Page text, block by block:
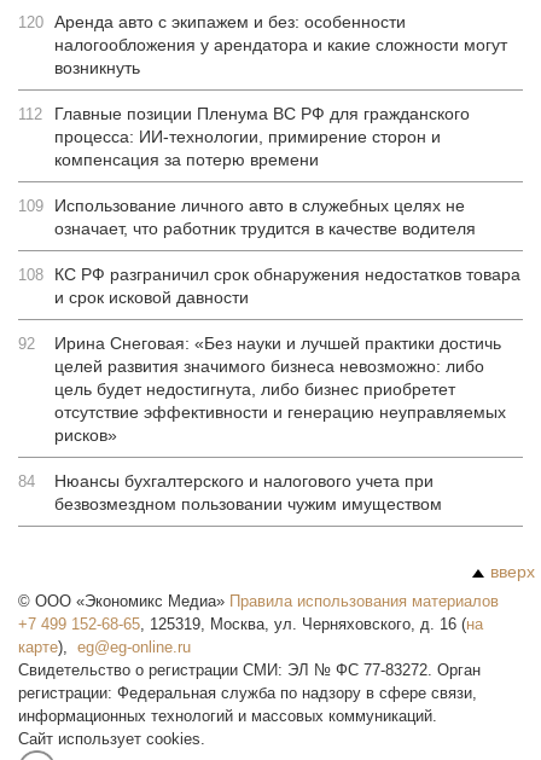
120 Аренда авто с экипажем и без: особенности
налогообложения у арендатора и какие сложности могут
возникнуть
112
Главные позиции Пленума ВС РФ для гражданского
процесса: ИИ-технологии, примирение сторон и
компенсация за потерю времени
109
Использование личного авто в служебных целях не
означает, что работник трудится в качестве водителя
108
КС РФ разграничил срок обнаружения недостатков товара
и срок исковой давности
92
Ирина Снеговая: «Без науки и лучшей практики достичь
целей развития значимого бизнеса невозможно: либо
цель будет недостигнута, либо бизнес приобретет
отсутствие эффективности и генерацию неуправляемых
рисков»
84
Нюансы бухгалтерского и налогового учета при
безвозмездном пользовании чужим имуществом
вверх
© ООО «Экономикс Медиа» Правила использования материалов
+7 499 152-68-65, 125319, Москва, ул. Черняховского, д. 16 (на
карте),
Свидетельство о регистрации СМИ: ЭЛ № ФС 77-83272. Орган
регистрации: Федеральная служба по надзору в сфере связи,
информационных технологий и массовых коммуникаций.
Сайт использует cookies.